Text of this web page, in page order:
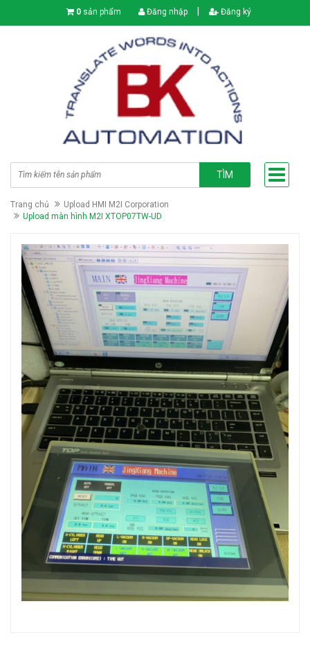
0 sản phẩm Đăng nhập Đăng ký
TÌM
Trang chủ
Upload HMI M2I Corporation
Upload màn hình M2I XTOP07TW-UD